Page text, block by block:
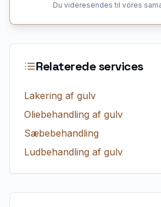
Du videresendes til vores
Relaterede services
Lakering af gulv
Oliebehandling af gulv
Sæbebehandling
Ludbehandling af gulv